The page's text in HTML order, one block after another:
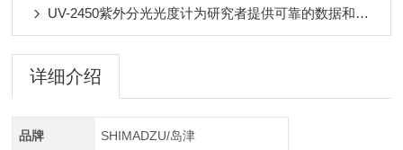
UV-2450紫外分光光度计为研究者提供可靠的数据和洞察力
详细介绍
品牌 SHIMADZU/岛津